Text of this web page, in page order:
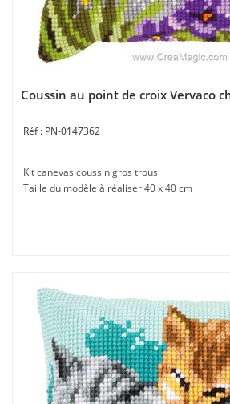
Coussin au point de croix Vervaco
PN-0147362
Kit canevas coussin gros trous
Taille du modèle à réaliser 40 x 40 cm